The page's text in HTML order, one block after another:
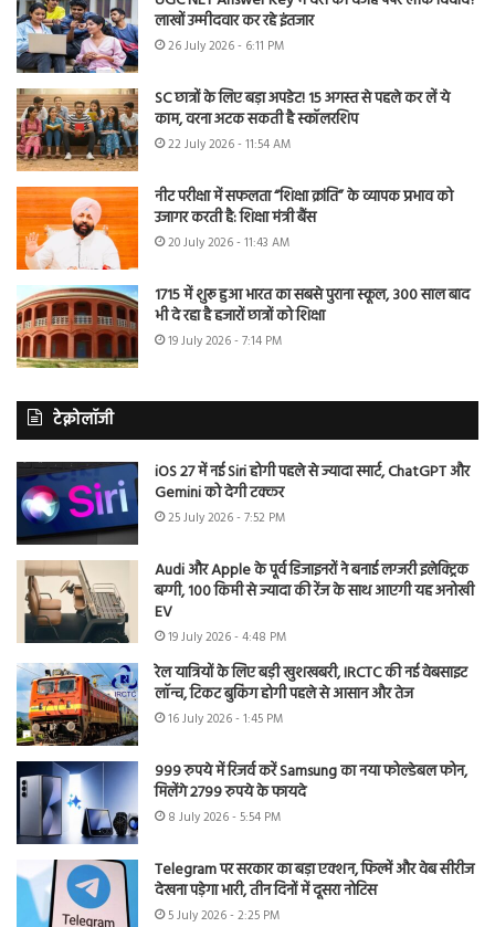
लाखों उम्मीदवार कर रहे इंतजार
26 July 2026 - 6:11 PM
SC छात्रों के लिए बड़ा अपडेट! 15 अगस्त से पहले कर लें ये
काम, वरना अटक सकती है स्कॉलरशिप
22 July 2026 - 11:54 AM
नीट परीक्षा में सफलता “शिक्षा क्रांति” के व्यापक प्रभाव को
उजागर करती है: शिक्षा मंत्री बैंस
20 July 2026 - 11:43 AM
1715 में शुरू हुआ भारत का सबसे पुराना स्कूल, 300 साल बाद
भी दे रहा है हजारों छात्रों को शिक्षा
19 July 2026 - 7:14 PM
टेक्नोलॉजी
iOS 27 में नई Siri होगी पहले से ज्यादा स्मार्ट, ChatGPT और
Gemini को देगी टक्कर
25 July 2026 - 7:52 PM
Audi और Apple के पूर्व डिजाइनरों ने बनाई लग्जरी इलेक्ट्रिक
बग्गी, 100 किमी से ज्यादा की रेंज के साथ आएगी यह अनोखी
EV
19 July 2026 - 4:48 PM
रेल यात्रियों के लिए बड़ी खुशखबरी, IRCTC की नई वेबसाइट
लॉन्च, टिकट बुकिंग होगी पहले से आसान और तेज
16 July 2026 - 1:45 PM
999 रुपये में रिजर्व करें Samsung का नया फोल्डेबल फोन,
मिलेंगे 2799 रुपये के फायदे
8 July 2026 - 5:54 PM
Telegram पर सरकार का बड़ा एक्शन, फिल्में और वेब सीरीज
देखना पड़ेगा भारी, तीन दिनों में दूसरा नोटिस
5 July 2026 - 2:25 PM